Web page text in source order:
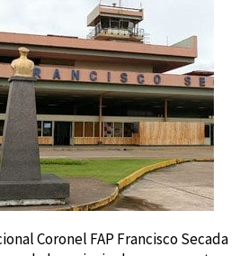
Coronel FAP Francisco Secada